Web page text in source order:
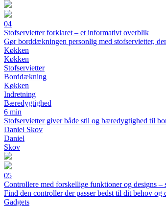
04
Stofservietter forklaret – et informativt overblik
Gør borddækningen personlig med stofservietter,
Køkken
Køkken
Stofservietter
Borddækning
Køkken
Indretning
Bæredygtighed
6 min
Stofservietter giver både stil og bæredygtighed til
Daniel Skov
Daniel
Skov
05
Controllere med forskellige funktioner og designs –
Find den controller der passer bedst til dit behov og
Gadgets